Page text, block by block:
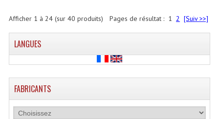
Pages de résultat : 1 2 [Suiv >>]
Afficher 1 à 24(sur 40 produits)
LANGUES
FABRICANTS